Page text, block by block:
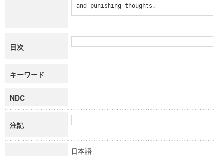
and punishing thoughts.
目次
キーワード
NDC
注記
日本語